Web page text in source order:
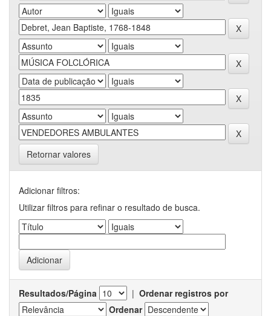
Retornar valores
Adicionar filtros:
Utilizar filtros para refinar o resultado de busca.
Resultados/Página | Ordenar registros por
Ordenar